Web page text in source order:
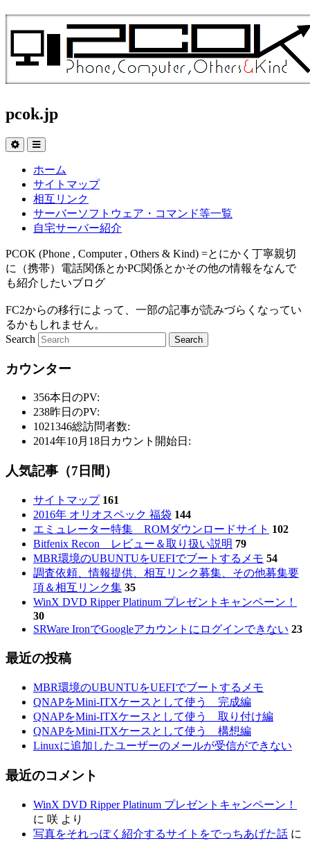
pcok.jp
ホーム
サイトマップ
相互リンク
サーバーソフトウェア・コマンド等一覧
自宅サーバー紹介
PCOK (Phone , Computer , Others & Kind) =とにかく丁寧親切
に（携帯）電話関係とかPC関係とかその他の情報をなんで
も紹介したいブログ
FC2からの移行によって、一部の記事が読みづらくなってい
るかもしれません。
Search
カウンター
356本日のPV:
238昨日のPV:
1021346総訪問者数:
2014年10月18日 カウント開始日:
人気記事（7日間）
サイトマップ 161
2016年 オリオスペック 福袋 144
エミュレーター特集 ROMダウンロードサイト 102
Bitfenix Recon レビュー＆取り扱い説明 79
MBR環境のUBUNTUをUEFIでブートするメモ 54
調査依頼、情報提供、相互リンク募集、その他募集要
項＆相互リンク集 35
WinX DVD Ripper Platinum プレゼントキャンペーン！
30
SRWare IronでGoogleアカウントにログインできない 23
最近の投稿
MBR環境のUBUNTUをUEFIでブートするメモ
QNAPをMini-ITXケースとして使う 完成編
QNAPをMini-ITXケースとして使う 取り付け編
QNAPをMini-ITXケースとして使う 構想編
Linuxに追加したユーザーのメールが受信ができない
最近のコメント
WinX DVD Ripper Platinum プレゼントキャンペーン！
に 咲 より
写真をそれっぽく紹介するサイトをでっちあげた話 に